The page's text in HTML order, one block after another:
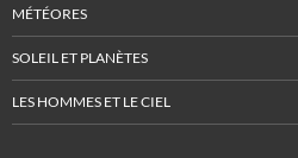
MÉTÉORES
SOLEIL ET PLANÈTES
LES HOMMES ET LE CIEL